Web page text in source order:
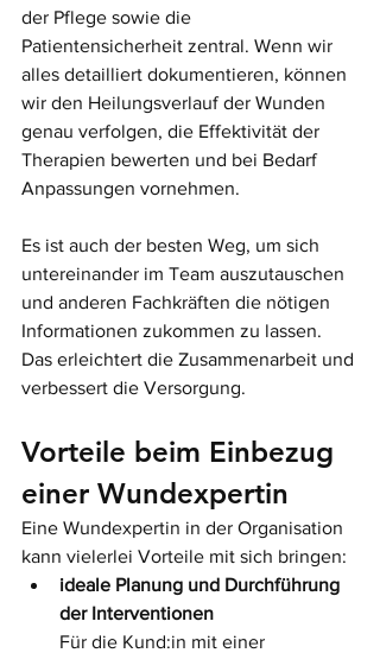
der Pflege sowie die
Patientensicherheit zentral. Wenn wir
alles detailliert dokumentieren, können
wir den Heilungsverlauf der Wunden
genau verfolgen, die Effektivität der
Therapien bewerten und bei Bedarf
Anpassungen vornehmen.
Es ist auch der besten Weg, um sich
untereinander im Team auszutauschen
und anderen Fachkräften die nötigen
Informationen zukommen zu lassen.
Das erleichtert die Zusammenarbeit und
verbessert die Versorgung.
Vorteile beim Einbezug
einer Wundexpertin
Eine Wundexpertin in der Organisation
kann vielerlei Vorteile mit sich bringen:
ideale Planung und Durchführung
der Interventionen
Für die Kund:in mit einer